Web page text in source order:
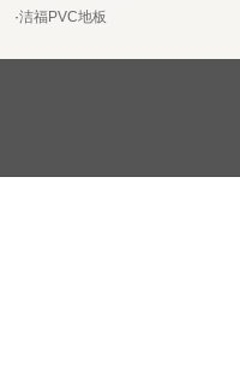
·洁福PVC地板